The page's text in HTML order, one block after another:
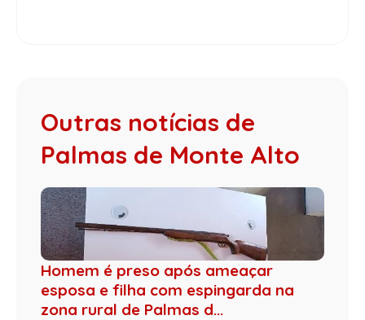
Outras notícias de
Palmas de Monte Alto
Homem é preso após ameaçar
esposa e filha com espingarda na
zona rural de Palmas d...